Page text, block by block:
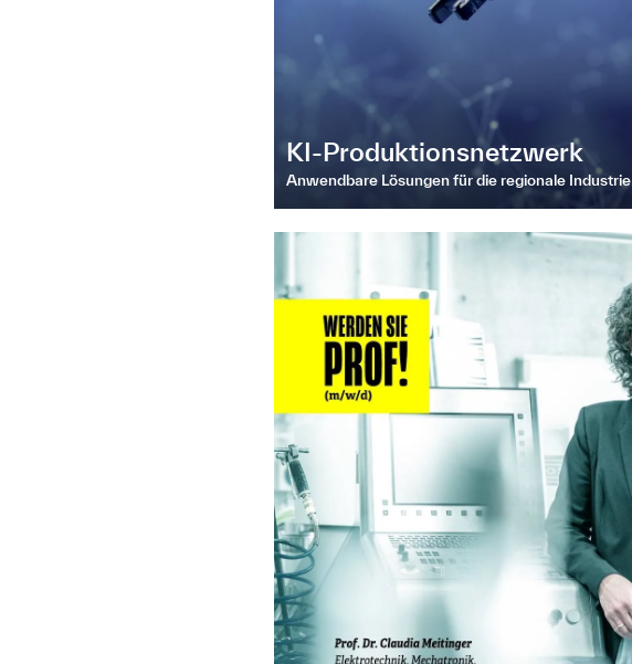
KI-Produktionsnetzwerk
Anwendbare Lösungen für die regionale Industrie